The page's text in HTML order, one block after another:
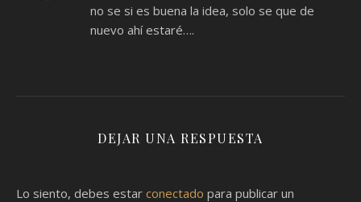
no se si es buena la idea, solo se que de
nuevo ahí estaré….
DEJAR UNA RESPUESTA
Lo siento, debes estar conectado para publicar un